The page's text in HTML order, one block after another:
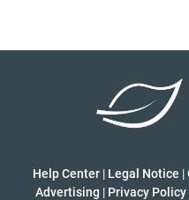
Help Center | Legal Notice |
Advertising | Privacy Policy